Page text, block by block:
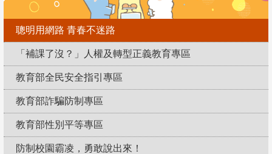
聰明用網路 青春不迷路
「補課了沒？」人權及轉型正義教育專區
教育部全民安全指引專區
教育部詐騙防制專區
教育部性別平等專區
防制校園霸凌，勇敢說出來！